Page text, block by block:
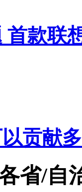
首款联
贡献
省/自